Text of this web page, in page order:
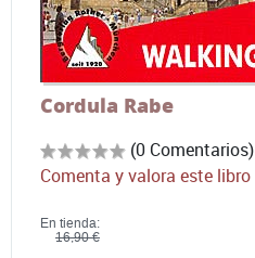
Cordula Rabe
(0 Comentarios)
Comenta y valora este libro
En tienda:
16,90 €